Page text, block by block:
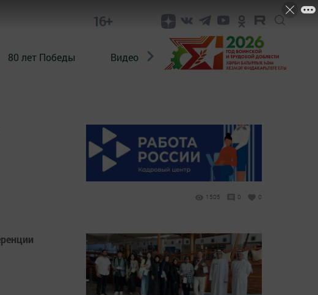
16+
80 лет Победы Видео Конкурсы ЭтноДети
1505 0 0